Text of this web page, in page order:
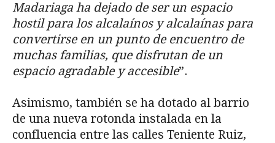
Madariaga ha dejado de ser un espacio
hostil para los alcalaínos y alcalaínas para
convertirse en un punto de encuentro de
muchas familias, que disfrutan de un
espacio agradable y accesible”.
Asimismo, también se ha dotado al barrio
de una nueva rotonda instalada en la
confluencia entre las calles Teniente Ruiz,